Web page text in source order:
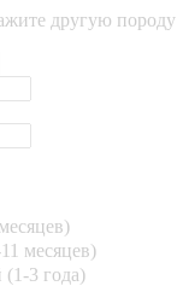
другую породу
месяцев)
3 года)